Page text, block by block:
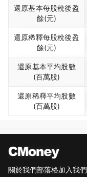
還原基本每股稅後盈
餘(元)
還原稀釋每股稅後盈
餘(元)
還原基本平均股數
(百萬股)
還原稀釋平均股數
(百萬股)
關於我們部落格加入我們